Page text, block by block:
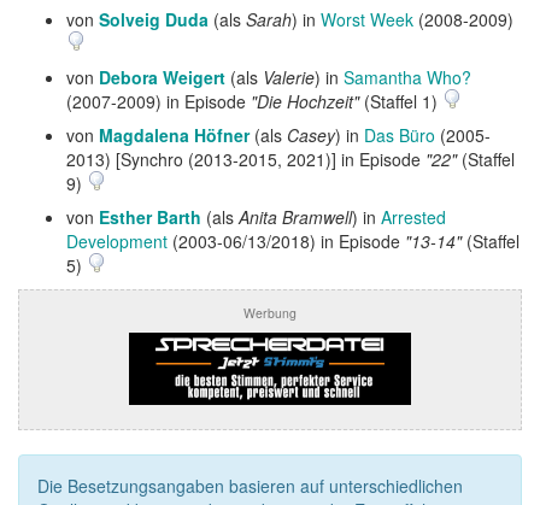
von Solveig Duda (als Sarah) in Worst Week (2008-2009)
von Debora Weigert (als Valerie) in Samantha Who?
(2007-2009) in Episode "Die Hochzeit"(Staffel 1)
von Magdalena Höfner(als Casey) in Das Büro (2005-
2013) [Synchro (2013-2015, 2021)] in Episode "22"(Staffel
9)
von Esther Barth (alsAnita Bramwell) in Arrested
Development (2003-06/13/2018) in Episode "13-14"(Staffel
5)
Werbung
Die Besetzungsangaben basieren auf unterschiedlichen